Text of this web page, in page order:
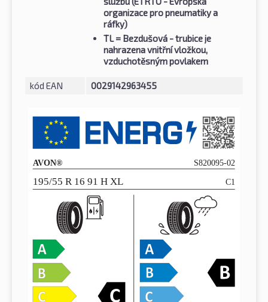
organizace pro pneumatiky a
ráfky)
TL= Bezdušová - trubice je
nahrazena vnitřní vložkou,
vzduchotěsným povlakem
kód EAN 0029142963455